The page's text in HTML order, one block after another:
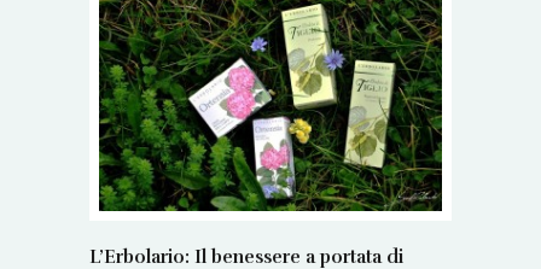
L’Erbolario: Il benessere a portata di